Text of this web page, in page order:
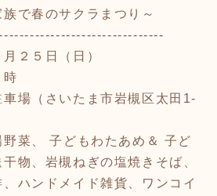
で春のサクラまつり～
２５日（日）
場（さいたま市岩槻区太田1-
菜、 子どもわたあめ＆ 子ど
物、岩槻ねぎの塩焼きそば、
ハンドメイド雑貨、ワンコイ